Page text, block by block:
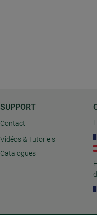
SUPPORT
Contact
Vidéos & Tutoriels
Catalogues